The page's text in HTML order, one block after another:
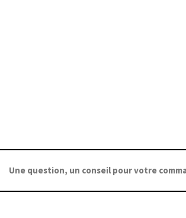
Une question, un conseil pour votre